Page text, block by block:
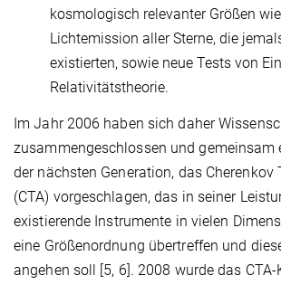
kosmologisch relevanter Größen
Lichtemission aller Sterne, die
existierten, sowie neue Tests von
Relativitätstheorie.
Im Jahr 2006 haben sich daher
zusammengeschlossen und gemeinsam
der nächsten Generation, das Cherenkov
(CTA) vorgeschlagen, das in seiner
existierende Instrumente in vielen
eine Größenordnung übertreffen und
angehen soll [5, 6]. 2008 wurde das